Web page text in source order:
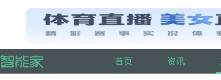
首页 资讯